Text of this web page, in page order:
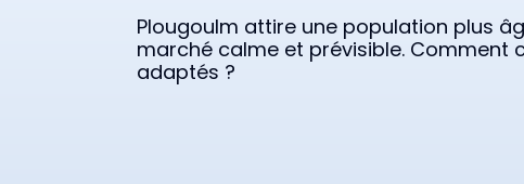
Plougoulm attire une population plus
marché calme et prévisible. Comment
adaptés ?